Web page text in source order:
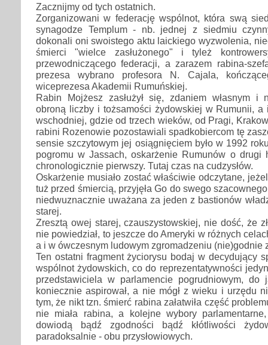
Zacznijmy od tych ostatnich.
Zorganizowani w federację wspólnot, która swą
synagodze Templum - nb. jednej z siedmiu
dokonali oni swoistego aktu laickiego wyzwolenia,
śmierci "wielce zasłużonego" i tyleż
przewodniczącego federacji, a zarazem rabina-
prezesa wybrano profesora N. Cajala,
wiceprezesa Akademii Rumuńskiej.
Rabin Mojżesz zasłużył się, zdaniem własnym i
obroną liczby i tożsamości żydowskiej w Rumunii,
wschodniej, gdzie od trzech wieków, od Pragi,
rabini Rozenowie pozostawiali spadkobiercom tę
sensie szczytowym jej osiągnięciem było w 1992
pogromu w Jassach, oskarżenie Rumunów o drugi
chronologicznie pierwszy. Tutaj czas na cudzysłów.
Oskarżenie musiało zostać właściwie odczytane,
tuż przed śmiercią, przyjęła Go do swego
niedwuznacznie uważana za jeden z bastionów
starej.
Zresztą owej starej, czauszystowskiej, nie dość, że
nie powiedział, to jeszcze do Ameryki w różnych
a i w ówczesnym ludowym zgromadzeniu (nie)godnie
Ten ostatni fragment życiorysu bodaj w decydujący
wspólnot żydowskich, co do reprezentatywności
przedstawiciela w parlamencie pogrudniowym, do
koniecznie aspirował, a nie mógł z wieku i urzędu
tym, że nikt tzn. śmierć rabina załatwiła część
nie miała rabina, a kolejne wybory
dowiodą bądź zgodności bądź kłótliwości
paradoksalnie - obu przysłowiowych.